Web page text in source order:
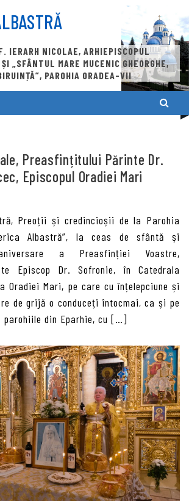
IERARH NICOLAE, ARHIEPISCOPUL
„SFÂNTUL MARE MUCENIC GHEORGHE,
PAROHIA ORADEA-VII
Preasfințitului Părinte Dr.
Episcopul Oradiei Mari
Preoții și credincioșii de la Parohia
Albastră”, la ceas de sfântă și
a Preasfinției Voastre,
Episcop Dr. Sofronie, în Catedrala
Oradiei Mari, pe care cu înțelepciune și
de grijă o conduceți întocmai, ca și pe
din Eparhie, cu […]